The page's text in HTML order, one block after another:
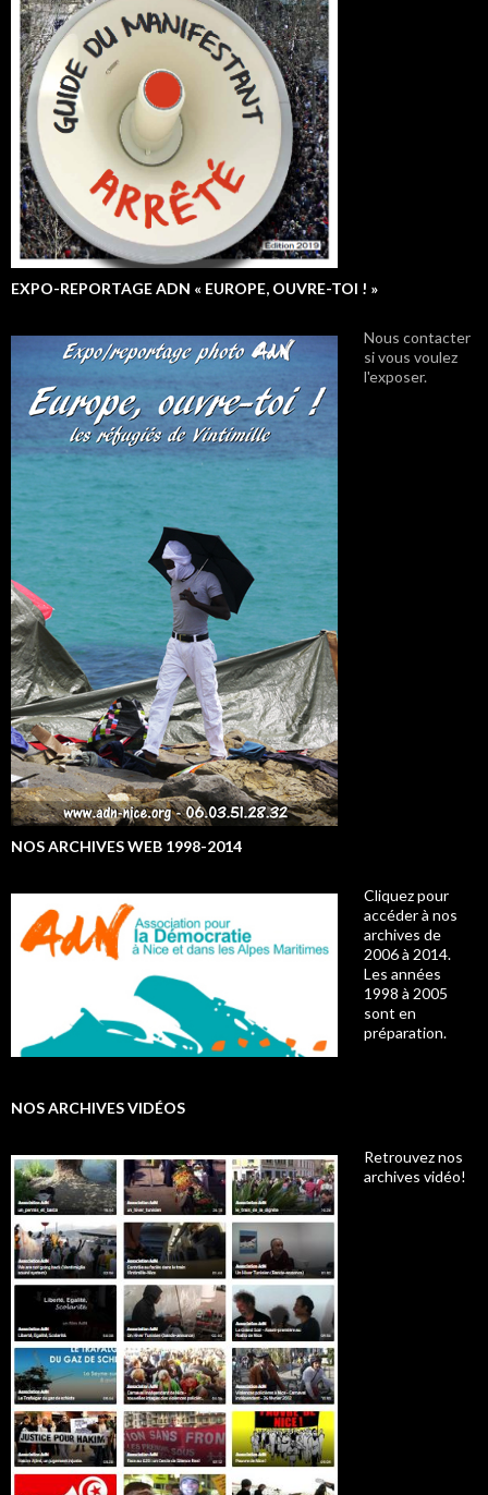
EXPO-REPORTAGE ADN « EUROPE, OUVRE-TOI ! »
Nous contacter
si vous voulez
l'exposer.
NOS ARCHIVES WEB 1998-2014
Cliquez pour
accéder à nos
archives de
2006 à 2014.
Les années
1998 à 2005
sont en
préparation.
NOS ARCHIVES VIDÉOS
Retrouvez nos
archives vidéo!